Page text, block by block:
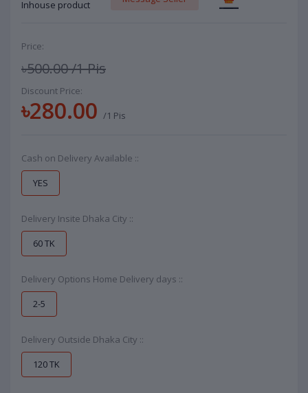
Inhouse product
Price:
৳500.00/1 Pis
Discount Price:
৳280.00 /1 Pis
Cash on Delivery Available ::
YES
Delivery Insite Dhaka City ::
60 TK
Delivery Options Home Delivery days ::
2-5
Delivery Outside Dhaka City ::
120 TK